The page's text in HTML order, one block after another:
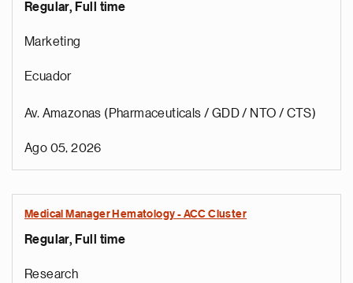
Regular, Full time
Marketing
Ecuador
Av. Amazonas (Pharmaceuticals / GDD / NTO / CTS)
Ago 05, 2026
Medical Manager Hematology - ACC Cluster
Regular, Full time
Research